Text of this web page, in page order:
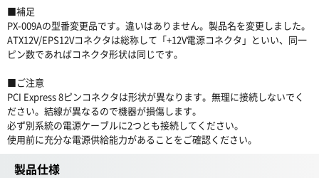
■補足
PX-009Aの型番変更品です。違いはありません。製品名を変更しました。
ATX12V/EPS12Vコネクタは総称して「+12V電源コネクタ」といい、同一
ピン数であればコネクタ形状は同じです。
■ご注意
PCI Express 8ピンコネクタは形状が異なります。無理に接続しないでく
ださい。結線が異なるので機器が損傷します。
必ず別系統の電源ケーブルに2つとも接続してください。
使用前に充分な電源供給能力があることをご確認ください。
製品仕様